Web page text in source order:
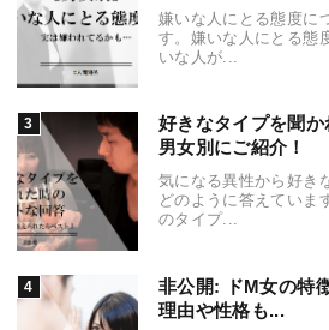
嫌いな人にとる態度に
す。嫌いな人にとる態
いな人が...
好きなタイプを聞
男女別にご紹介！
気になる異性から好き
どのように答えていま
のタイプ...
非公開: ドM女の特
理由や性格も...